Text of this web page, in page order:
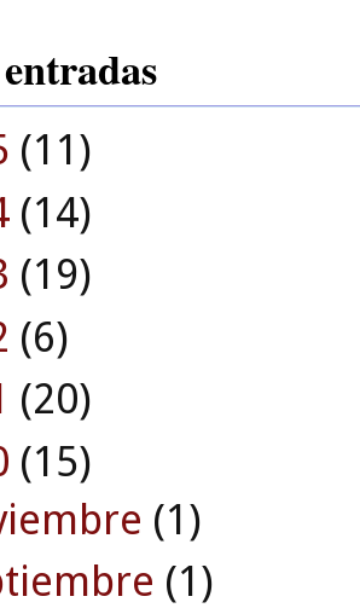
(11)
(14)
(19)
(6)
(20)
(15)
(1)
(1)